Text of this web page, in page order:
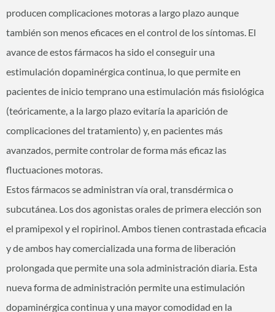
producen complicaciones motoras a largo plazo aunque
también son menos eficaces en el control de los síntomas. El
avance de estos fármacos ha sido el conseguir una
estimulación dopaminérgica continua, lo que permite en
pacientes de inicio temprano una estimulación más fisiológica
(teóricamente, a la largo plazo evitaría la aparición de
complicaciones del tratamiento) y, en pacientes más
avanzados, permite controlar de forma más eficaz las
fluctuaciones motoras.
Estos fármacos se administran vía oral, transdérmica o
subcutánea. Los dos agonistas orales de primera elección son
el pramipexol y el ropirinol. Ambos tienen contrastada eficacia
y de ambos hay comercializada una forma de liberación
prolongada que permite una sola administración diaria. Esta
nueva forma de administración permite una estimulación
dopaminérgica continua y una mayor comodidad en la